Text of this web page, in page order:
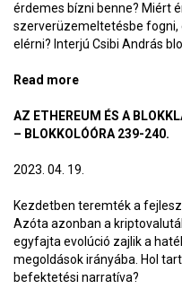
érdemes bízni benne? Miért
szerverüzemeltetésbe fogni,
elérni? Interjú Csibi András
Read more
AZ ETHEREUM ÉS A
– BLOKKOLÓÓRA 239-240.
2023. 04. 19.
Kezdetben teremték a
Azóta azonban a
egyfajta evolúció zajlik a
megoldások irányába. Hol
befektetési narratíva?